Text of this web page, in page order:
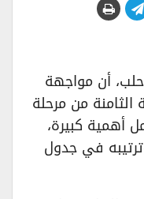
أن مواجهة
من مرحلة
أهمية كبيرة،
في جدول